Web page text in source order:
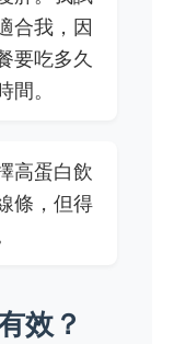
合我，因
要吃多久
。
高蛋白飲
條，但得
效？